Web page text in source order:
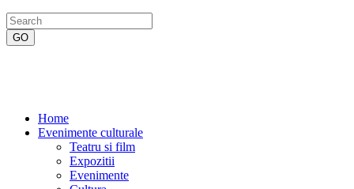
Home
Evenimente culturale
Teatru si film
Expozitii
Evenimente